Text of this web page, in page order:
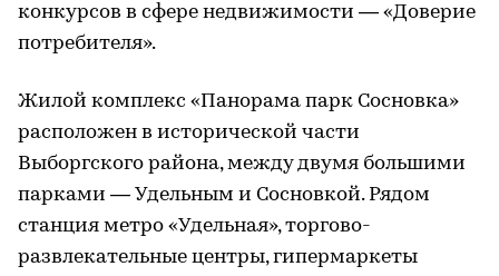
конкурсов в сфере недвижимости — «Доверие
потребителя».
Жилой комплекс «Панорама парк Сосновка»
расположен в исторической части
Выборгского района, между двумя большими
парками — Удельным и Сосновкой. Рядом
станция метро «Удельная», торгово-
развлекательные центры, гипермаркеты